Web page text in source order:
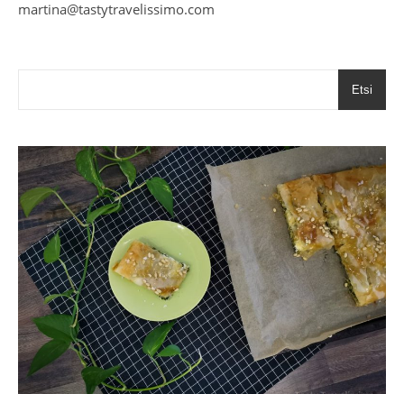
martina@tastytravelissimo.com
Etsi